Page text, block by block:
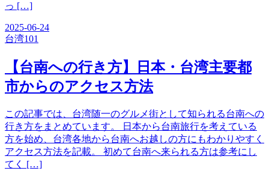
っ […]
2025-06-24
台湾101
【台南への行き方】日本・台湾主要都
市からのアクセス方法
この記事では、台湾随一のグルメ街として知られる台南への
行き方をまとめています。 日本から台南旅行を考えている
方を始め、台湾各地から台南へお越しの方にもわかりやすく
アクセス方法を記載。 初めて台南へ来られる方は参考にし
てく […]